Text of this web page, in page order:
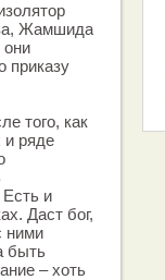
Жамшида
приказу
того, как
и ряде
Есть и
Даст бог,
ними
быть
– хоть